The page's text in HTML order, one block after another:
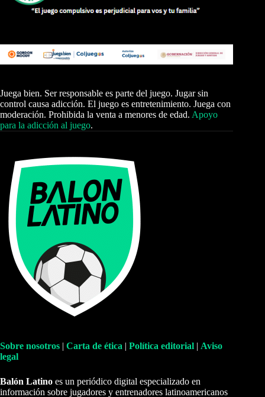
Juega bien. Ser responsable es parte del juego. Jugar sin
control causa adicción. El juego es entretenimiento. Juega con
moderación. Prohibida la venta a menores de edad. Apoyo
para la adicción al juego.
Sobre nosotros | Carta de ética | Política editorial | Aviso
legal
Balón Latino es un periódico digital especializado en
información sobre jugadores y entrenadores latinoamericanos